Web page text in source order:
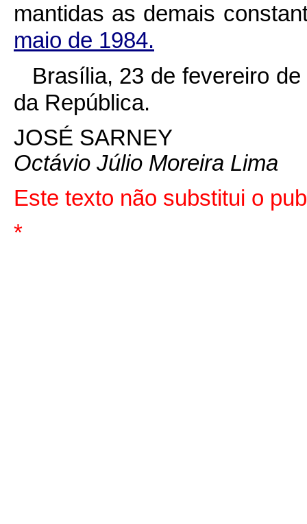
mantidas as demais
maio de 1984.
Brasília, 23 de fevereiro
da República.
JOSÉ SARNEY
Octávio Júlio Moreira Lima
Este texto não substitui o
*